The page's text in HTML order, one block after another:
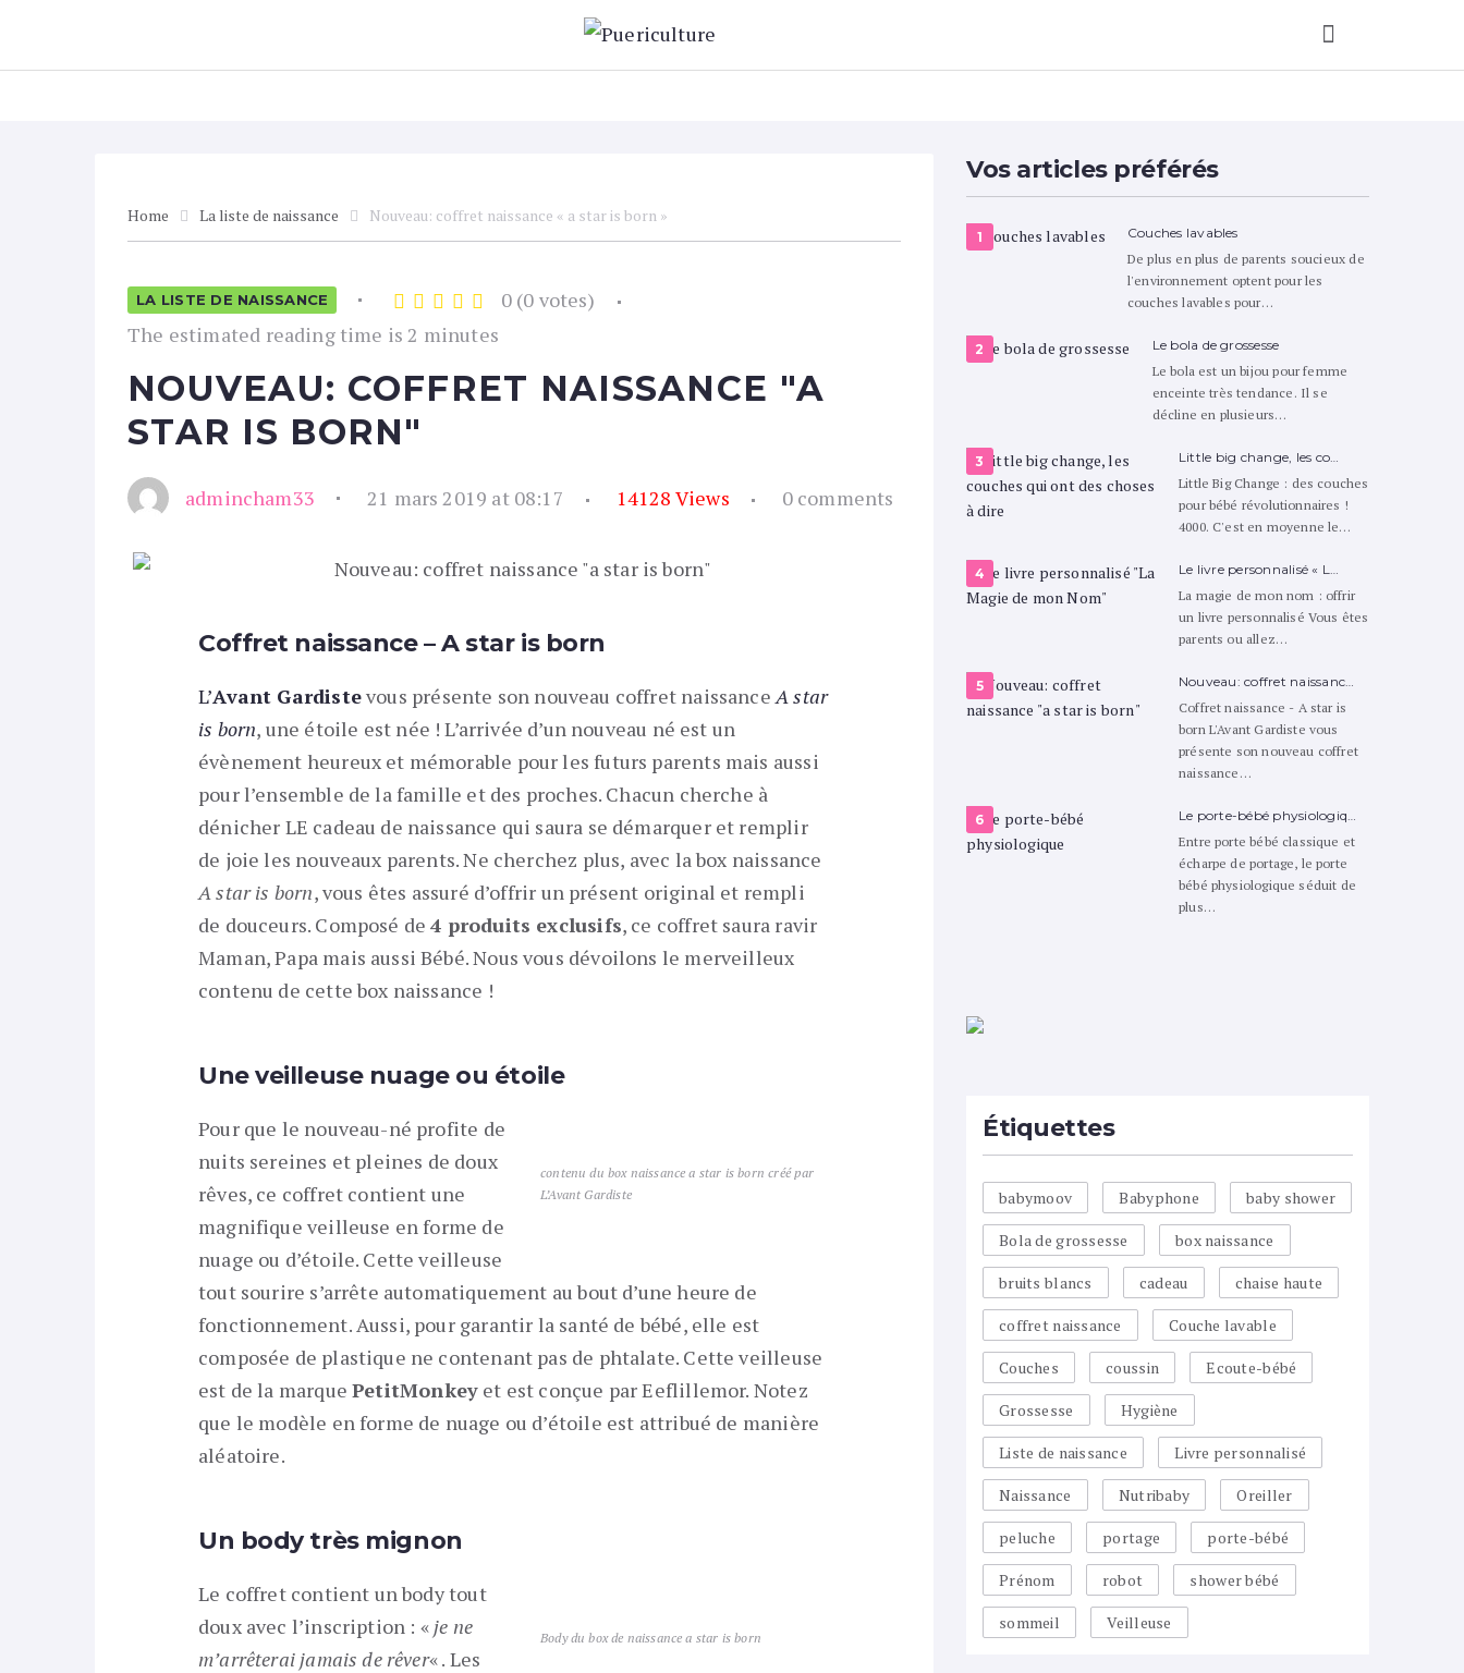
Home La liste de naissance Nouveau: coffret naissance « a star is born »
LA LISTE DE NAISSANCE 0(0 votes)
The estimated reading time is 2 minutes
NOUVEAU: COFFRET NAISSANCE "A
STAR IS BORN"
admincham33 21 mars 2019 at 08:17 14128 Views 0 comments
Coffret naissance – A star is born
L’Avant Gardistevous présente son nouveau coffret naissanceA star
is born, une étoile est née ! L’arrivée d’un nouveau né est un
évènement heureux et mémorable pour les futurs parents mais aussi
pour l’ensemble de la famille et des proches. Chacun cherche à
dénicher LE cadeau de naissance qui saura se démarquer et remplir
de joie les nouveaux parents. Ne cherchez plus, avec la box naissance
A star is born, vous êtes assuré d’offrir un présent original et rempli
de douceurs. Composé de4 produits exclusifs, ce coffret saura ravir
Maman, Papa mais aussi Bébé. Nous vous dévoilons le merveilleux
contenu de cette box naissance !
Une veilleuse nuage ou étoile
contenu du box naissance a star is born créé par
L’Avant Gardiste
Pour que le nouveau-né profite de
nuits sereines et pleines de doux
rêves, ce coffret contient une
magnifique veilleuse en forme de
nuage ou d’étoile. Cette veilleuse
tout sourire s’arrête automatiquement au bout d’une heure de
fonctionnement. Aussi, pour garantir la santé de bébé, elle est
composée de plastique ne contenant pas de phtalate. Cette veilleuse
est de la marquePetitMonkey et est conçue par Eeflillemor. Notez
que le modèle en forme de nuage ou d’étoile est attribué de manière
aléatoire.
Un body très mignon
Body du box de naissance a star is born
Le coffret contient un body tout
doux avec l’inscription : «je ne
m’arrêterai jamais de rêver« . Les
Vos articles préférés
Couches lavables
De plus en plus de parents soucieux de
l'environnement optent pour les
couches lavables pour…
Le bola de grossesse
Le bola est un bijou pour femme
enceinte très tendance. Il se
décline en plusieurs…
Little big change, les co…
Little Big Change : des couches
pour bébé révolutionnaires !
4000. C'est en moyenne le…
Le livre personnalisé « L…
La magie de mon nom : offrir
un livre personnalisé Vous êtes
parents ou allez…
Nouveau: coffret naissanc…
Coffret naissance - A star is
born L'Avant Gardiste vous
présente son nouveau coffret
naissance…
Le porte-bébé physiologiq…
Entre porte bébé classique et
écharpe de portage, le porte
bébé physiologique séduit de
plus…
Étiquettes
babymoov Babyphone baby shower
Bola de grossesse box naissance
bruits blancs cadeau chaise haute
coffret naissance Couche lavable
Couches coussin Ecoute-bébé
Grossesse Hygiène
Liste de naissance Livre personnalisé
Naissance Nutribaby Oreiller
peluche portage porte-bébé
Prénom robot shower bébé
sommeil Veilleuse